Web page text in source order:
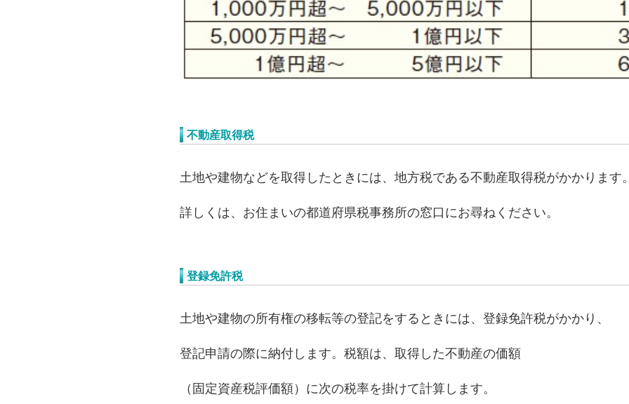
不動産取得税
土地や建物などを取得したときには、地方税である不動産取得税がかかります
詳しくは、お住まいの都道府県税事務所の窓口にお尋ねください。
登録免許税
土地や建物の所有権の移転等の登記をするときには、登録免許税がかかり、
登記申請の際に納付します。税額は、取得した不動産の価額
（固定資産税評価額）に次の税率を掛けて計算します。